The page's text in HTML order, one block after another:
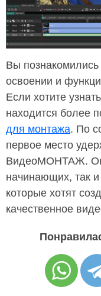
Вы
освоении и
Если хотите
находится более
для монтажа. По
первое место
ВидеоМОНТАЖ. Он
начинающих, так
которые хотят
качественное